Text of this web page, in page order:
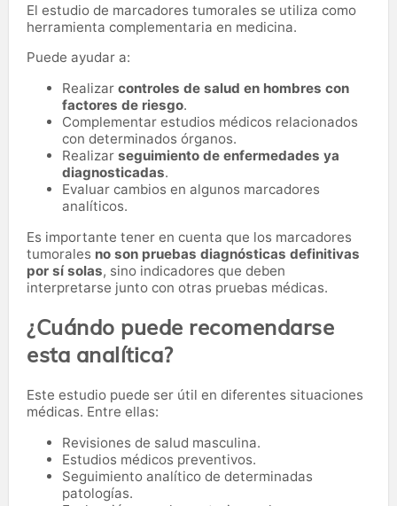
El estudio de marcadores tumorales se utiliza como
herramienta complementaria en medicina.
Puede ayudar a:
Realizar controles de salud en hombres con
factores de riesgo.
Complementar estudios médicos relacionados
con determinados órganos.
Realizar seguimiento de enfermedades ya
diagnosticadas.
Evaluar cambios en algunos marcadores
analíticos.
Es importante tener en cuenta que los marcadores
tumorales no son pruebas diagnósticas definitivas
por sí solas, sino indicadores que deben
interpretarse junto con otras pruebas médicas.
¿Cuándo puede recomendarse
esta analítica?
Este estudio puede ser útil en diferentes situaciones
médicas. Entre ellas:
Revisiones de salud masculina.
Estudios médicos preventivos.
Seguimiento analítico de determinadas
patologías.